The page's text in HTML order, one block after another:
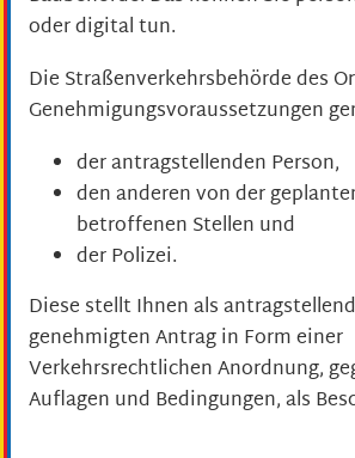
oder digital tun.
Die Straßenverkehrsbehörde des
Genehmigungsvoraussetzungen
der antragstellenden Person,
den anderen von der
betroffenen Stellen und
der Polizei.
Diese stellt Ihnen als
genehmigten Antrag in Form einer
Verkehrsrechtlichen Anordnung,
Auflagen und Bedingungen, als